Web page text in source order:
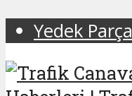
Yedek Parça